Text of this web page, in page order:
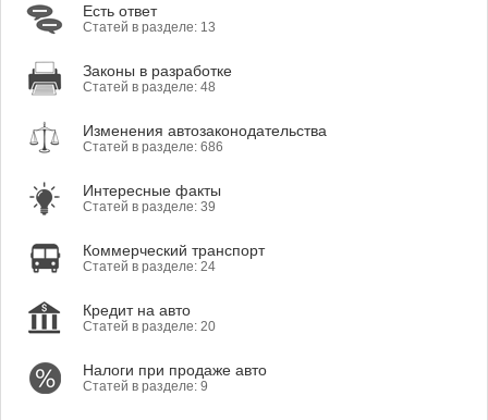
Есть ответ
Статей в разделе: 13
Законы в разработке
Статей в разделе: 48
Изменения автозаконодательства
Статей в разделе: 686
Интересные факты
Статей в разделе: 39
Коммерческий транспорт
Статей в разделе: 24
Кредит на авто
Статей в разделе: 20
Налоги при продаже авто
Статей в разделе: 9